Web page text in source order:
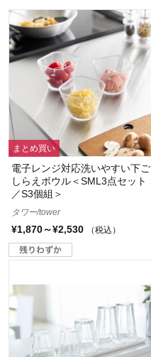
まとめ買い
電子レンジ対応洗いやすい下ご
しらえボウル＜SML3点セット
／S3個組＞
タワー/tower
¥1,870～¥2,530 （税込）